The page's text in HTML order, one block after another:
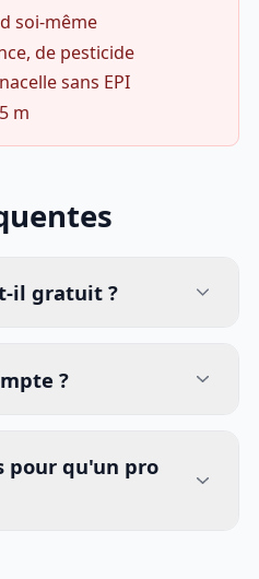
soi-même
de pesticide
sans EPI
m
il gratuit ?
?
pour qu'un pro